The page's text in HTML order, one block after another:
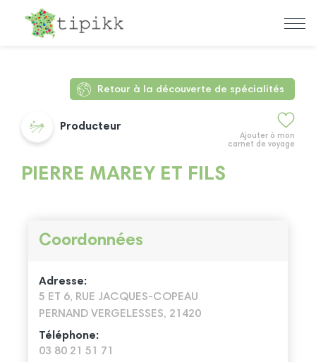
Retour à la découverte de spécialités
Ajouter à mon
carnet de voyage
Producteur
PIERRE MAREY ET FILS
Coordonnées
Adresse:
5 ET 6, RUE JACQUES-COPEAU
PERNAND VERGELESSES, 21420
Téléphone:
03 80 21 51 71